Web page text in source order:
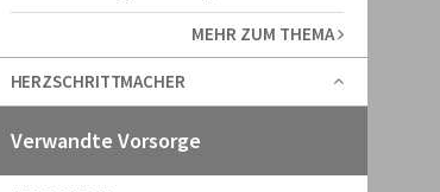
MEHR ZUM THEMA
HERZSCHRITTMACHER
Verwandte Vorsorge